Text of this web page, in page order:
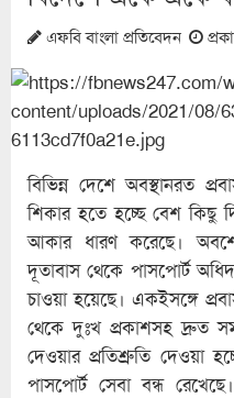
এফবি বাংলা প্রতিবেদন
বিভিন্ন দেশে অবস্থানরত
শিকার হতে হচ্ছে বেশ কিছু
আকার ধারণ করেছে।
দূতাবাস থেকে পাসপোর্ট
চাওয়া হয়েছে। একইসঙ্গে
থেকে দুঃখ প্রকাশসহ দ্রুত
দেওয়ার প্রতিশ্রুতি দেওয়া
পাসপোর্ট সেবা বন্ধ রেখেছে।